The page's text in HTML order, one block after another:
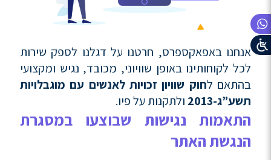
אנחנו באפאקספרס, חרטנו על דגלנו לספק שירות
לכל לקוחותינו באופן שוויוני, מכובד, נגיש ומקצועי
בהתאם לחוק שוויון זכויות לאנשים עם מוגבלויות
תשע”ג-2013
ולתקנות על פיו.
התאמות נגישות שבוצעו במסגרת
הנגשת האתר